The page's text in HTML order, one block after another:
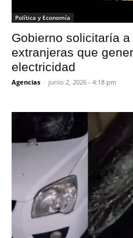
Política y Economía
Gobierno solicitaría
extranjeras que
electricidad
Agencias - junio 2, 2026 - 4:18 pm